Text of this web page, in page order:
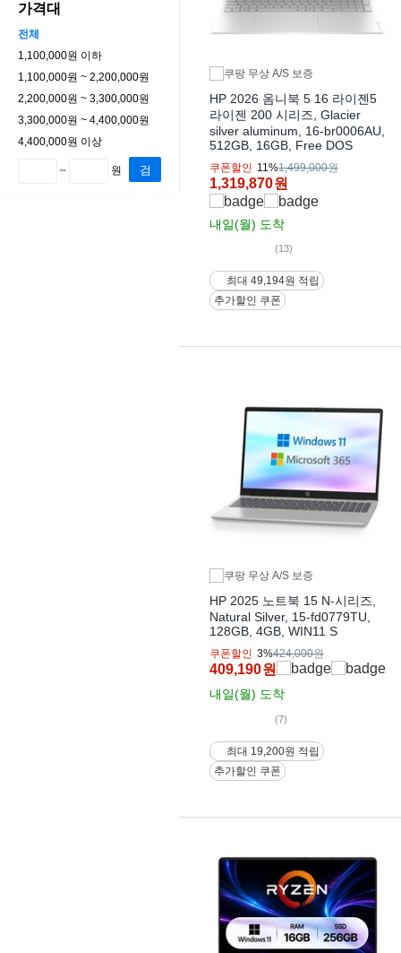
가격대
전체
1,100,000원 이하
1,100,000원 ~ 2,200,000원
2,200,000원 ~ 3,300,000원
3,300,000원 ~ 4,400,000원
4,400,000원 이상
~ 원
검
HP 2026 옴니북 5 16 라이젠5
라이젠 200 시리즈, Glacier
silver aluminum, 16-br0006AU,
512GB, 16GB, Free DOS
쿠폰할인 11%1,499,000원
1,319,870원
내일(월) 도착
(13)
최대 49,194원 적립
추가할인 쿠폰
HP 2025 노트북 15 N-시리즈,
Natural Silver, 15-fd0779TU,
128GB, 4GB, WIN11 S
쿠폰할인 3%424,000원
409,190원
내일(월) 도착
(7)
최대 19,200원 적립
추가할인 쿠폰